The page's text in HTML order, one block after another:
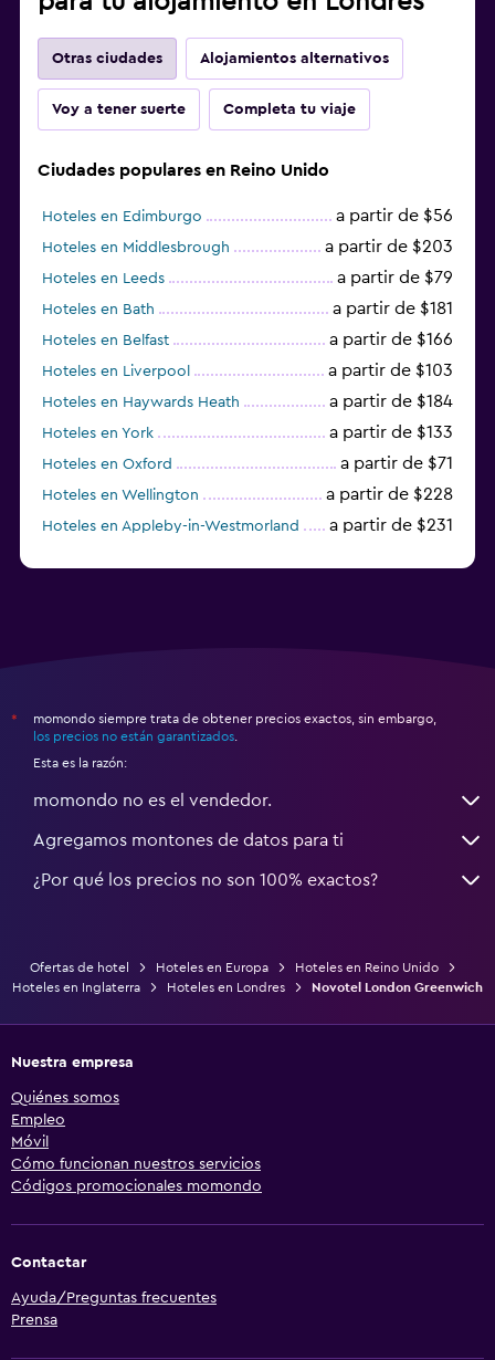
Otras ciudades Alojamientos alternativos
Voy a tener suerte Completa tu viaje
Ciudades populares en Reino Unido
Hoteles en Edimburgo a partir de $56
Hoteles en Middlesbrough a partir de $203
Hoteles en Leeds a partir de $79
Hoteles en Bath a partir de $181
Hoteles en Belfast a partir de $166
Hoteles en Liverpool a partir de $103
Hoteles en Haywards Heath a partir de $184
Hoteles en York a partir de $133
Hoteles en Oxford a partir de $71
Hoteles en Wellington a partir de $228
Hoteles en Appleby-in-Westmorland a partir de $231
*
momondo siempre trata de obtener precios exactos, sin embargo,
los precios no están garantizados
Esta es la razón:
momondo no es el vendedor.
Agregamos montones de datos para ti
¿Por qué los precios no son 100% exactos?
Ofertas de hotel Hoteles en Europa
Hoteles en Reino Unido
Hoteles en Inglaterra
Hoteles en Londres Novotel London Greenwich
Nuestra empresa
Quiénes somos
Empleo
Móvil
Cómo funcionan nuestros servicios
Códigos promocionales momondo
Contactar
Ayuda/Preguntas frecuentes
Prensa